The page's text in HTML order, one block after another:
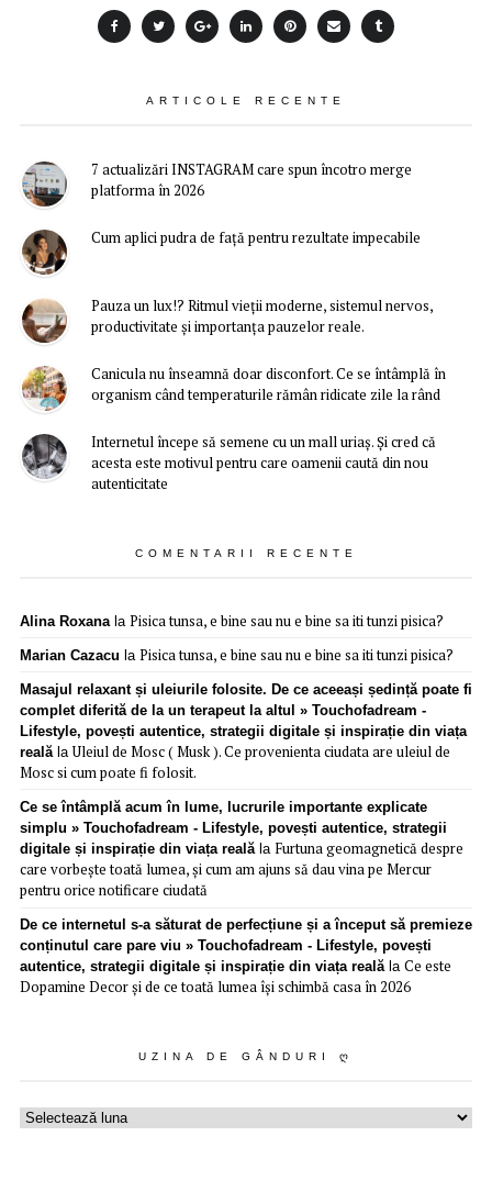
ARTICOLE RECENTE
7 actualizări INSTAGRAM care spun încotro merge
platforma în 2026
Cum aplici pudra de față pentru rezultate impecabile
Pauza un lux!? Ritmul vieții moderne, sistemul nervos,
productivitate și importanța pauzelor reale.
Canicula nu înseamnă doar disconfort. Ce se întâmplă în
organism când temperaturile rămân ridicate zile la rând
Internetul începe să semene cu un mall uriaș. Și cred că
acesta este motivul pentru care oamenii caută din nou
autenticitate
COMENTARII RECENTE
Alina Roxanala Pisica tunsa, e bine sau nu e bine sa iti tunzi pisica?
Marian Cazacu la Pisica tunsa, e bine sau nu e bine sa iti tunzi pisica?
Masajul relaxant și uleiurile folosite. De ce aceeași ședință poate fi
complet diferită de la un terapeut la altul » Touchofadream -
Lifestyle, povești autentice, strategii digitale și inspirație din viața
realălaUleiul de Mosc ( Musk ). Ce provenienta ciudata are uleiul de
Mosc si cum poate fi folosit.
Ce se întâmplă acum în lume, lucrurile importante explicate
simplu » Touchofadream - Lifestyle, povești autentice, strategii
digitale și inspirație din viața realăla Furtuna geomagnetică despre
care vorbește toată lumea, și cum am ajuns să dau vina pe Mercur
pentru orice notificare ciudată
De ce internetul s-a săturat de perfecțiune și a început să premieze
conținutul care pare viu » Touchofadream - Lifestyle, povești
autentice, strategii digitale și inspirație din viața realăla Ce este
Dopamine Decor și de ce toată lumea își schimbă casa în 2026
UZINA DE GÂNDURI Ღ
Uzina